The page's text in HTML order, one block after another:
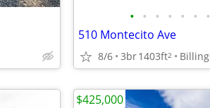
• • • • • • •
510 Montecito Ave
8/6 3br1403ft2
$425,000